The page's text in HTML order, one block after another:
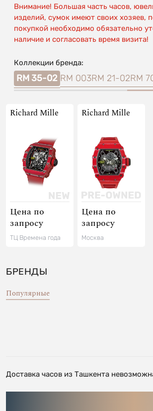
Внимание! Большая часть часов,
изделий, сумок имеют своих хозяев,
покупкой необходимо обязательно
наличие и согласовать время визита!
Коллекции бренда:
RM 35-02 RM 003RM 21-02RM
Richard Mille
Цена по
запросу
ТЦ Времена года
Richard Mille
Цена по
запросу
Москва
БРЕНДЫ
Популярные
Доставка часов из Ташкента